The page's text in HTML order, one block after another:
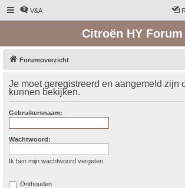
V&A
Citroën HY Forum
Forumoverzicht
Je moet geregistreerd en aangemeld zijn
kunnen bekijken.
Gebruikersnaam:
Wachtwoord:
Ik ben mijn wachtwoord vergeten
Onthouden